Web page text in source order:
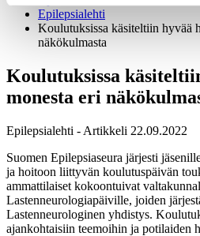
Epilepsialehti
Koulutuksissa käsiteltiin hyvää
näkökulmasta
Koulutuksissa
monesta eri
Epilepsialehti - Artikkeli 22.09.2022
Suomen Epilepsiaseura järjesti
ja hoitoon liittyvän koulutuspäivän
ammattilaiset kokoontuivat
Lastenneurologiapäiville, joiden
Lastenneurologinen yhdistys.
ajankohtaisiin teemoihin ja potilaiden